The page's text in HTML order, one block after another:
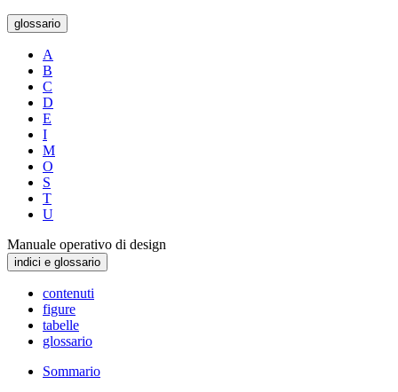
glossario
A
B
C
D
E
I
M
O
S
T
U
Manuale operativo di design
indici e glossario
contenuti
figure
tabelle
glossario
Sommario